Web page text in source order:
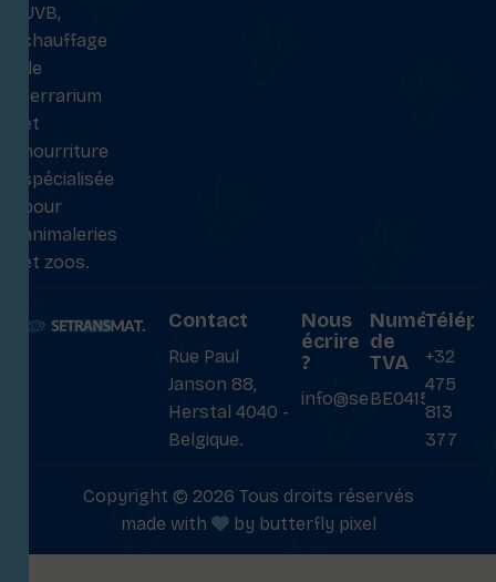
UVB,
chauffage
de
terrarium
et
nourriture
spécialisée
pour
animaleries
et zoos.
Contact
Rue Paul
Janson 88,
Herstal 4040 -
Belgique.
Nous
écrire
?
info@setransmat.com
Numéro
de
TVA
BE0415027069
+32
475
813
377
Copyright © 2026 Tous droits réservés
made with
by butterfly pixel